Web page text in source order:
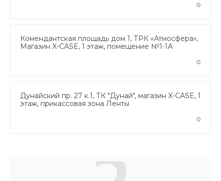
0
Комендантская площадь дом 1, ТРК «Атмосфера»,
Магазин X-CASE, 1 этаж, помещение №1-1А
0
Дунайский пр. 27 к.1, ТК "Дунай", магазин X-CASE, 1
этаж, прикассовая зона Ленты
0